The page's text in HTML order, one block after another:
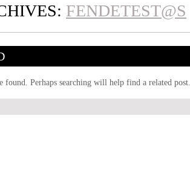
FENDETEST@S
found. Perhaps searching will help find a related post.